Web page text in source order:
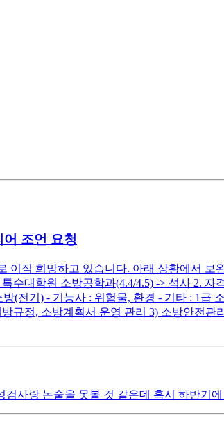
조언 요청
이직 희망하고 있습니다. 아래 상황에서
수대학원 소방공학과(4.4/4.5) -> 석사 2.
(전기) - 기능사 : 위험물, 환경 - 기타 : 1급
규정, 소방계획서 운영 관리 3) 소방안전
사랑 논술을 못볼 것 같은데 혹시 하반기